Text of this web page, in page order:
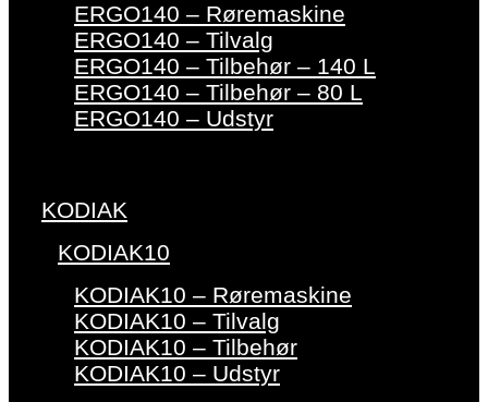
ERGO140 – Røremaskine
ERGO140 – Tilvalg
ERGO140 – Tilbehør – 140 L
ERGO140 – Tilbehør – 80 L
ERGO140 – Udstyr
KODIAK
KODIAK10
KODIAK10 – Røremaskine
KODIAK10 – Tilvalg
KODIAK10 – Tilbehør
KODIAK10 – Udstyr